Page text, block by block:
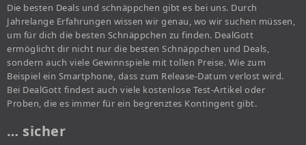
Die besten Deals und schnäppchen gibt es bei uns. Durch
Jahrelange Erfahrungen wissen wir genau, wo wir suchen müssen,
um für dich die besten Schnäppchen zu finden. DealGott
ermöglicht dir nicht nur die besten Schnäppchen und Deals,
sondern auch viele Gewinnspiele mit tollen Preise. Wie zum
Beispiel ein Smartphone, dass zum Release-Datum verlost wird.
Bei DealGott findest auch viele kostenlose Test-Artikel oder
Proben, die es immer für ein begrenztes Kontingent gibt.
… sicher